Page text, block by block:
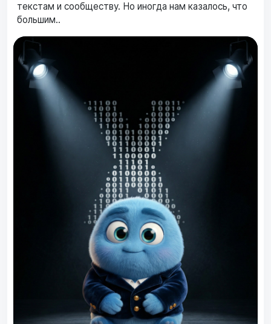
текстам и сообществу. Но иногда нам казалось, что
большим..